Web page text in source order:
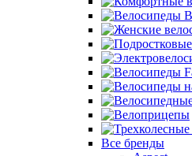
Все бренды